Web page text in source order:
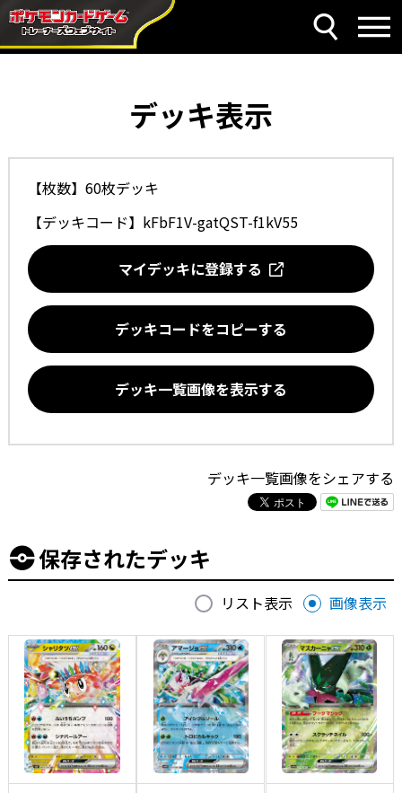
デッキ表示
【枚数】60枚デッキ
【デッキコード】 kFbF1V-gatQST-f1kV55
マイデッキに登録する
デッキコードをコピーする
デッキ一覧画像を表示する
デッキ一覧画像をシェアする
保存されたデッキ
リスト表示 画像表示